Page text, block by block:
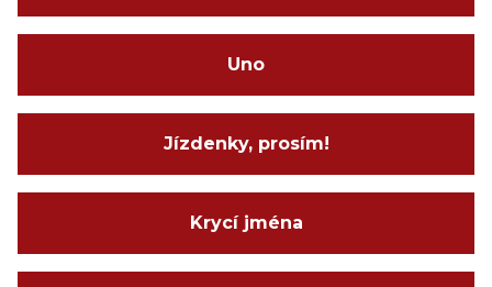
Uno
Jízdenky, prosím!
Krycí jména